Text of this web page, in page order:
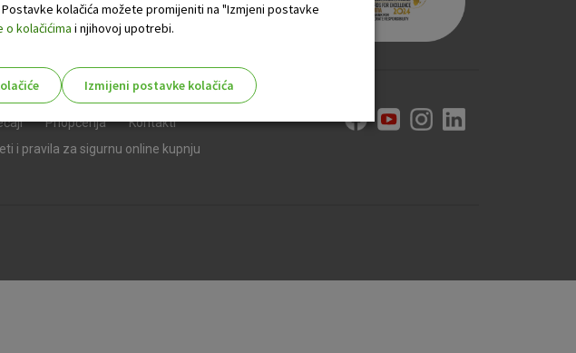
Priopćenja
Kontakti
i pravila za sigurnu online kupnju
kolačića možete promijeniti na "Izmjeni postavke
o kolačićima i njihovoj upotrebi.
Izmijeni postavke kolačića